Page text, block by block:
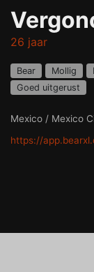
26 jaar
Bear Mollig
Goed uitgerust
Mexico / Mexico
https://